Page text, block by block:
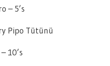
– 5’s
Pipo Tütünü
10’s